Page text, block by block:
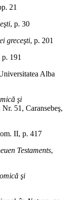
21
, p. 30
greceşti, p. 201
p. 191
Alba
şi
51, Caransebeş,
II, p. 417
Testaments,
şi